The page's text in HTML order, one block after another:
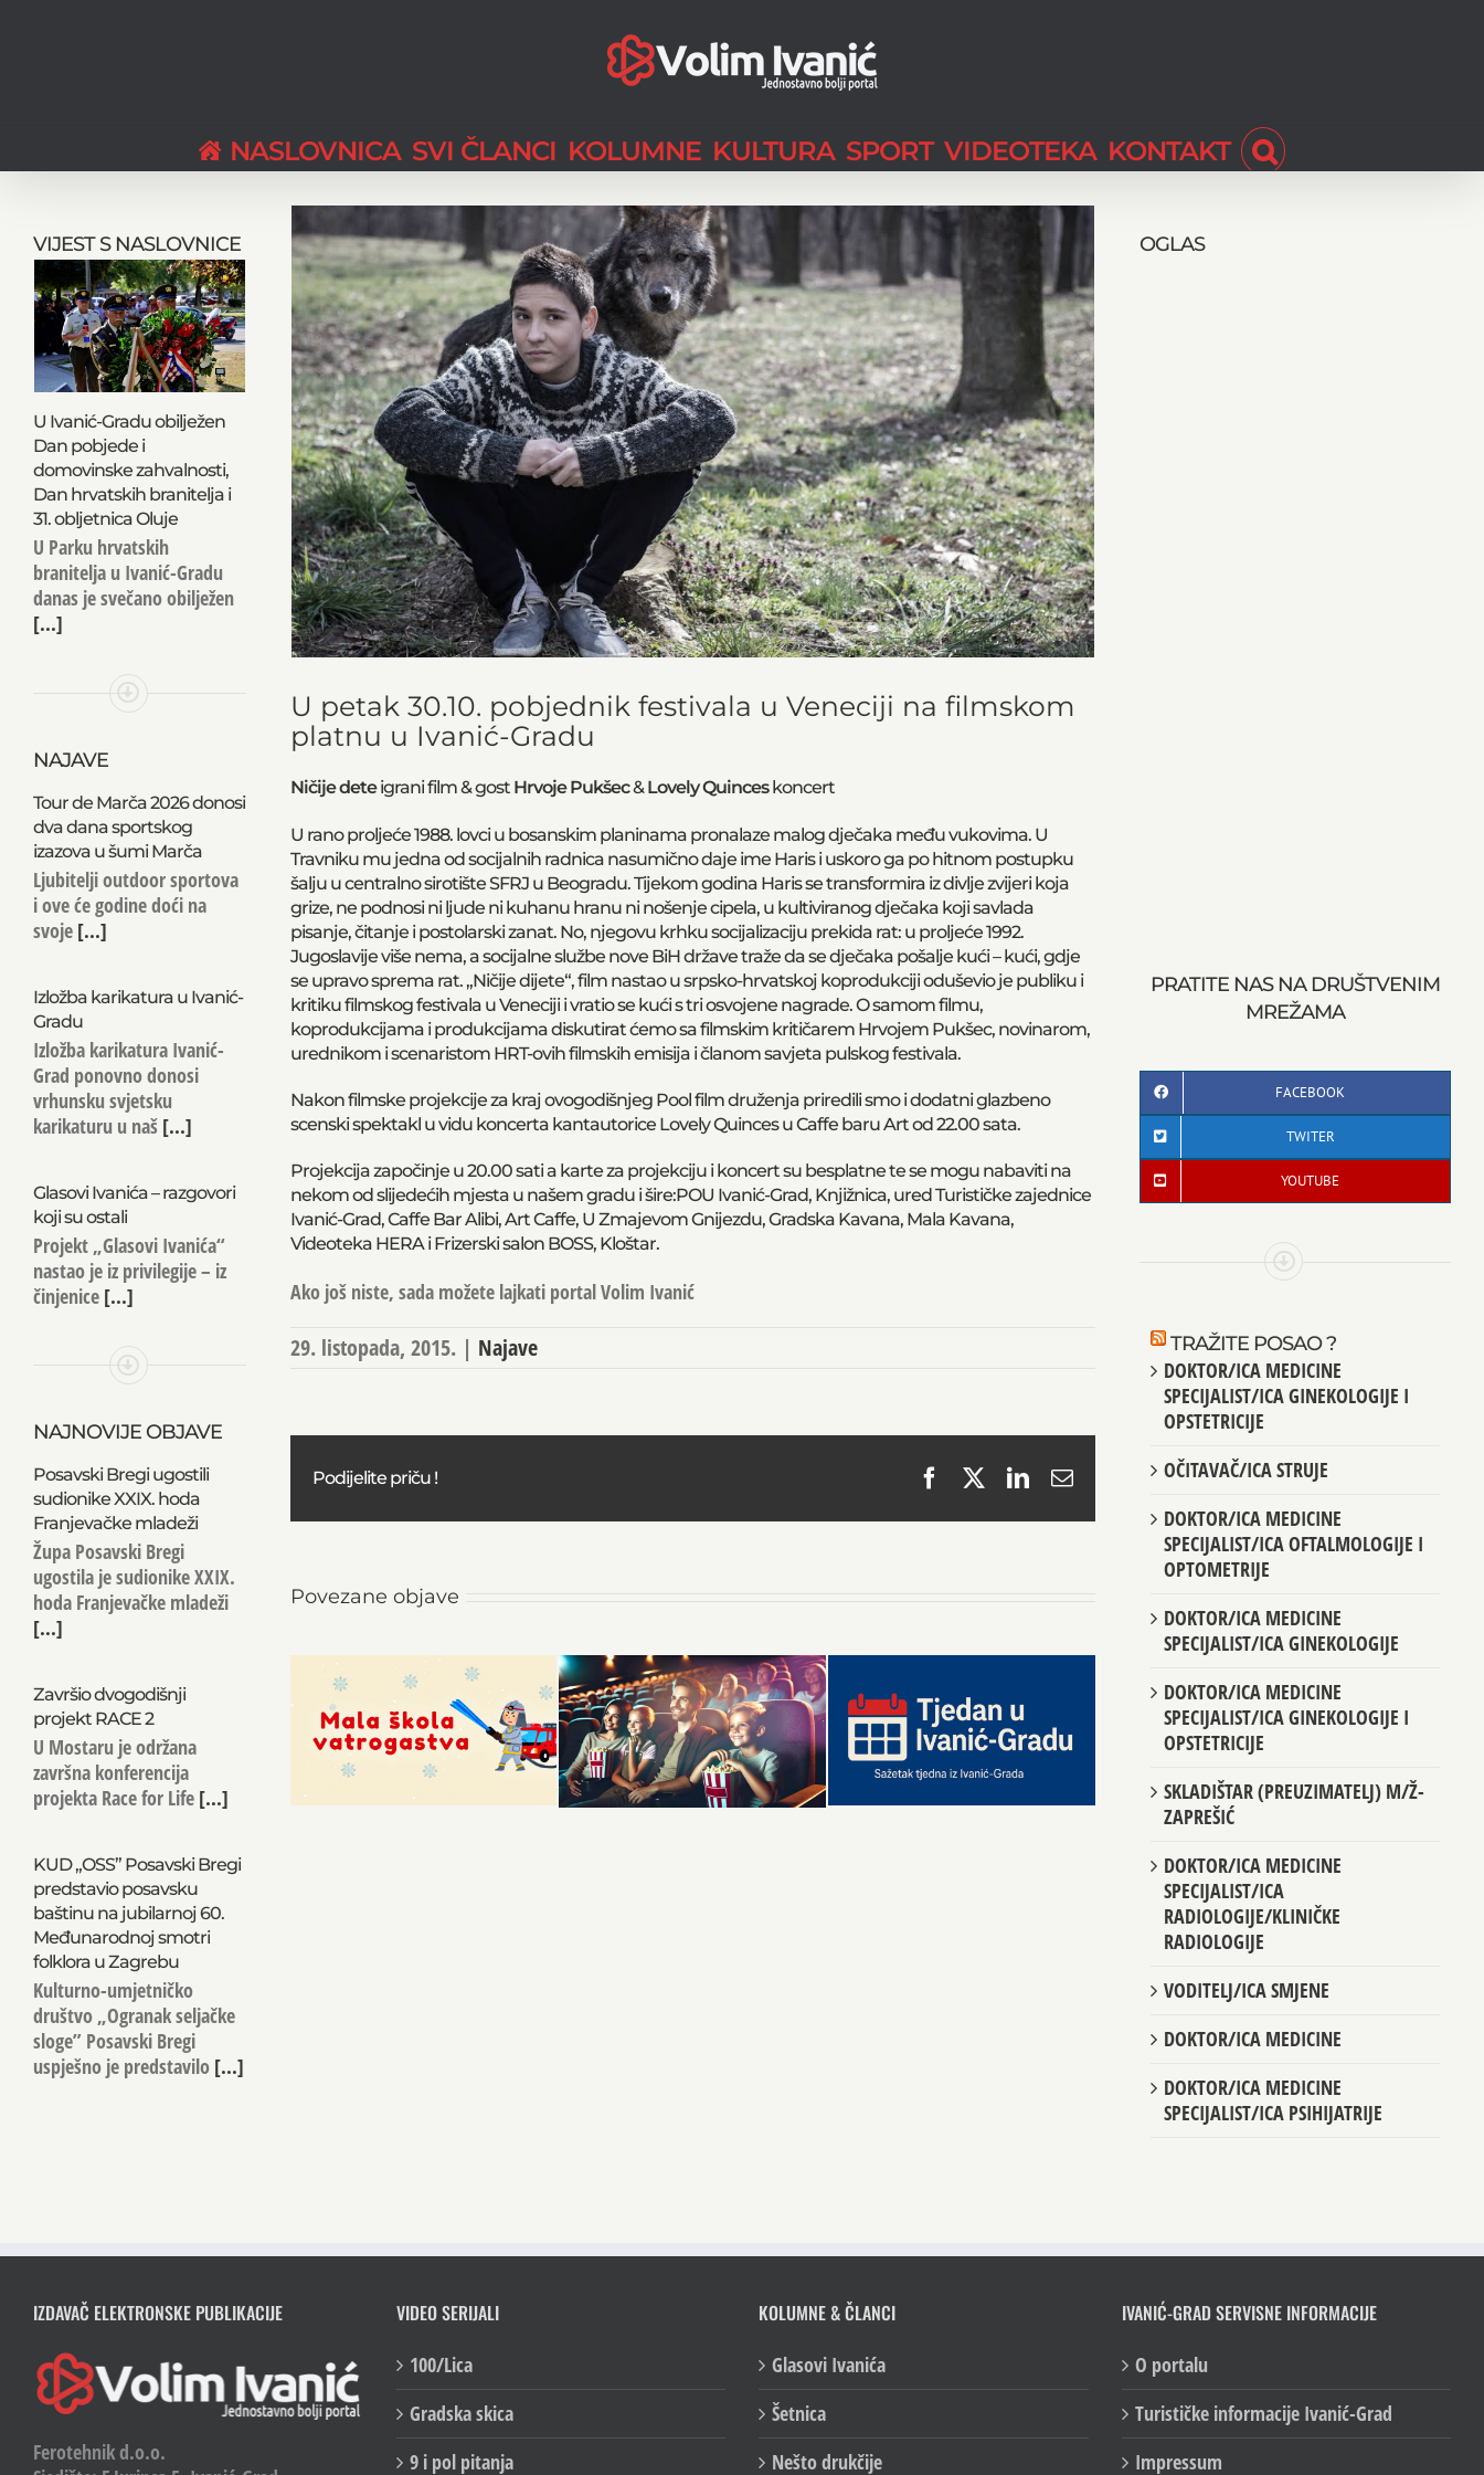
NASLOVNICA SVI ČLANCI KOLUMNE KULTURA SPORT VIDEOTEKA KONTAKT
Larger
Image
U petak 30.10. pobjednik festivala u Veneciji na filmskom
platnu u Ivanić-Gradu
Ničije deteigrani film & gost Hrvoje Pukšec&Lovely Quinceskoncert
U rano proljeće 1988. lovci u bosanskim planinama pronalaze malog dječaka među vukovima. U
Travniku mu jedna od socijalnih radnica nasumično daje ime Haris i uskoro ga po hitnom postupku
šalju u centralno sirotište SFRJ u Beogradu. Tijekom godina Haris se transformira iz divlje zvijeri koja
grize, ne podnosi ni ljude ni kuhanu hranu ni nošenje cipela, u kultiviranog dječaka koji savlada
pisanje, čitanje i postolarski zanat. No, njegovu krhku socijalizaciju prekida rat: u proljeće 1992.
Jugoslavije više nema, a socijalne službe nove BiH države traže da se dječaka pošalje kući – kući, gdje
se upravo sprema rat. „Ničije dijete“, film nastao u srpsko-hrvatskoj koprodukciji oduševio je publiku i
kritiku filmskog festivala u Veneciji i vratio se kući s tri osvojene nagrade. O samom filmu,
koprodukcijama i produkcijama diskutirat ćemo sa filmskim kritičarem Hrvojem Pukšec, novinarom,
urednikom i scenaristom HRT-ovih filmskih emisija i članom savjeta pulskog festivala.
Nakon filmske projekcije za kraj ovogodišnjeg Pool film druženja priredili smo i dodatni glazbeno
scenski spektakl u vidu koncerta kantautorice Lovely Quinces u Caffe baru Art od 22.00 sata.
Projekcija započinje u 20.00 sati a karte za projekciju i koncert su besplatne te se mogu nabaviti na
nekom od slijedećih mjesta u našem gradu i šire:POU Ivanić-Grad, Knjižnica, ured Turističke zajednice
Ivanić-Grad, Caffe Bar Alibi, Art Caffe, U Zmajevom Gnijezdu, Gradska Kavana, Mala Kavana,
Videoteka HERA i Frizerski salon BOSS, Kloštar.
Ako još niste, sada možete lajkati portal Volim Ivanić
29. listopada, 2015. | Najave
Podijelite priču ! FacebookLinkedIn
Email
Povezane objave
VIJEST S NASLOVNICE
U Ivanić-Gradu obilježen
Dan pobjede i
domovinske zahvalnosti,
Dan hrvatskih branitelja i
31. obljetnica Oluje
U Parku hrvatskih
branitelja u Ivanić-Gradu
danas je svečano obilježen
[...]
NAJAVE
Tour de Marča 2026 donosi
dva dana sportskog
izazova u šumi Marča
Ljubitelji outdoor sportova
i ove će godine doći na
svoje[...]
Izložba karikatura u Ivanić-
Gradu
Izložba karikatura Ivanić-
Grad ponovno donosi
vrhunsku svjetsku
karikaturu u naš[...]
Glasovi Ivanića – razgovori
koji su ostali
Projekt „Glasovi Ivanića“
nastao je iz privilegije – iz
činjenice[...]
NAJNOVIJE OBJAVE
Posavski Bregi ugostili
sudionike XXIX. hoda
Franjevačke mladeži
Župa Posavski Bregi
ugostila je sudionike XXIX.
hoda Franjevačke mladeži
[...]
Završio dvogodišnji
projekt RACE 2
U Mostaru je održana
završna konferencija
projekta Race for Life[...]
KUD „OSS” Posavski Bregi
predstavio posavsku
baštinu na jubilarnoj 60.
Međunarodnoj smotri
folklora u Zagrebu
Kulturno-umjetničko
društvo „Ogranak seljačke
sloge” Posavski Bregi
uspješno je predstavilo[...]
OGLAS
PRATITE NAS NA DRUŠTVENIM
MREŽAMA
FACEBOOK
TWITER
YOUTUBE
TRAŽITE POSAO ?
DOKTOR/ICA MEDICINE
SPECIJALIST/ICA GINEKOLOGIJE I
OPSTETRICIJE
OČITAVAČ/ICA STRUJE
DOKTOR/ICA MEDICINE
SPECIJALIST/ICA OFTALMOLOGIJE I
OPTOMETRIJE
DOKTOR/ICA MEDICINE
SPECIJALIST/ICA GINEKOLOGIJE
DOKTOR/ICA MEDICINE
SPECIJALIST/ICA GINEKOLOGIJE I
OPSTETRICIJE
SKLADIŠTAR (PREUZIMATELJ) M/Ž-
ZAPREŠIĆ
DOKTOR/ICA MEDICINE
SPECIJALIST/ICA
RADIOLOGIJE/KLINIČKE
RADIOLOGIJE
VODITELJ/ICA SMJENE
DOKTOR/ICA MEDICINE
DOKTOR/ICA MEDICINE
SPECIJALIST/ICA PSIHIJATRIJE
IZDAVAČ ELEKTRONSKE PUBLIKACIJE
Ferotehnik d.o.o.
VIDEO SERIJALI
100/Lica
Gradska skica
9 i pol pitanja
KOLUMNE & ČLANCI
Glasovi Ivanića
Šetnica
Nešto drukčije
IVANIĆ-GRAD SERVISNE INFORMACIJE
O portalu
Turističke informacije Ivanić-Grad
Impressum